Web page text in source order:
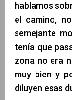
hablamos
el camino,
semejante
tenía que
zona no era
muy bien y
diluyen esas